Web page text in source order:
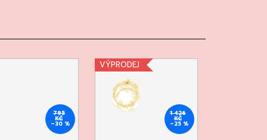
795
KČ
–30 %
VÝPRODEJ
1 426
KČ
–25 %